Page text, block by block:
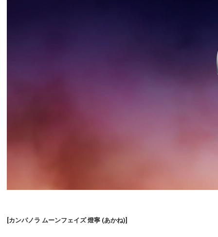
[カンパノラ ムーンフェイズ 燈寧 (あかね)]